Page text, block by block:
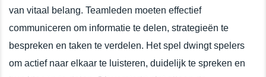
van vitaal belang. Teamleden moeten effectief
communiceren om informatie te delen, strategieën te
bespreken en taken te verdelen. Het spel dwingt spelers
om actief naar elkaar te luisteren, duidelijk te spreken en